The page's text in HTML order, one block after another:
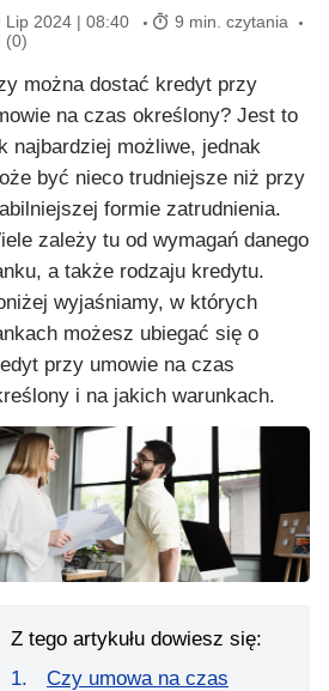
Lip 2024 | 08:40
9 min. czytania
(0)
można dostać kredyt przy
na czas określony? Jest to
najbardziej możliwe, jednak
być nieco trudniejsze niż przy
formie zatrudnienia.
zależy tu od wymagań danego
a także rodzaju kredytu.
wyjaśniamy, w których
możesz ubiegać się o
przy umowie na czas
i na jakich warunkach.
Z tego artykułu dowiesz się:
Czy umowa na czas